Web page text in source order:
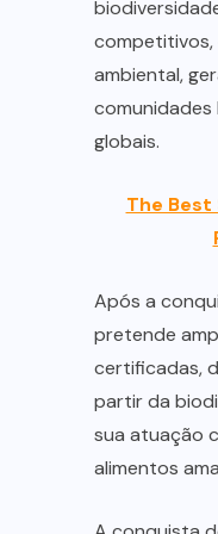
competitivos,
ambiental,
comunidades
globais.
The Best
Após a
pretende
certificadas,
partir da
sua atuação
alimentos